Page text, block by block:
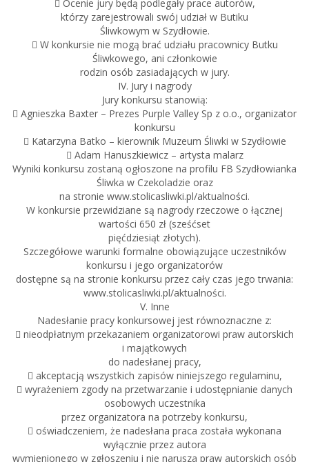
 Ocenie jury będą podlegały prace autorów,
którzy zarejestrowali swój udział w Butiku
Śliwkowym w Szydłowie.
 W konkursie nie mogą brać udziału pracownicy Butku
Śliwkowego, ani członkowie
rodzin osób zasiadających w jury.
IV. Jury i nagrody
Jury konkursu stanowią:
 Agnieszka Baxter – Prezes Purple Valley Sp z o.o., organizator
konkursu
 Katarzyna Batko – kierownik Muzeum Śliwki w Szydłowie
 Adam Hanuszkiewicz – artysta malarz
Wyniki konkursu zostaną ogłoszone na profilu FB Szydłowianka
Śliwka w Czekoladzie oraz
na stronie www.stolicasliwki.pl/aktualności.
W konkursie przewidziane są nagrody rzeczowe o łącznej
wartości 650 zł (sześćset
pięćdziesiąt złotych).
Szczegółowe warunki formalne obowiązujące uczestników
konkursu i jego organizatorów
dostępne są na stronie konkursu przez cały czas jego trwania:
www.stolicasliwki.pl/aktualności.
V. Inne
Nadesłanie pracy konkursowej jest równoznaczne z:
 nieodpłatnym przekazaniem organizatorowi praw autorskich
i majątkowych
do nadesłanej pracy,
 akceptacją wszystkich zapisów niniejszego regulaminu,
 wyrażeniem zgody na przetwarzanie i udostępnianie danych
osobowych uczestnika
przez organizatora na potrzeby konkursu,
 oświadczeniem, że nadesłana praca została wykonana
wyłącznie przez autora
wymienionego w zgłoszeniu i nie narusza praw autorskich osób